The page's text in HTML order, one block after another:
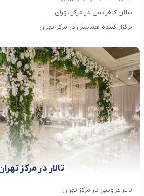
سالن کنفرانس در مرکز تهران
برگزار کننده همایش در مرکز تهران
تالار در مرکز تهران
تالار عروسی در مرکز تهران